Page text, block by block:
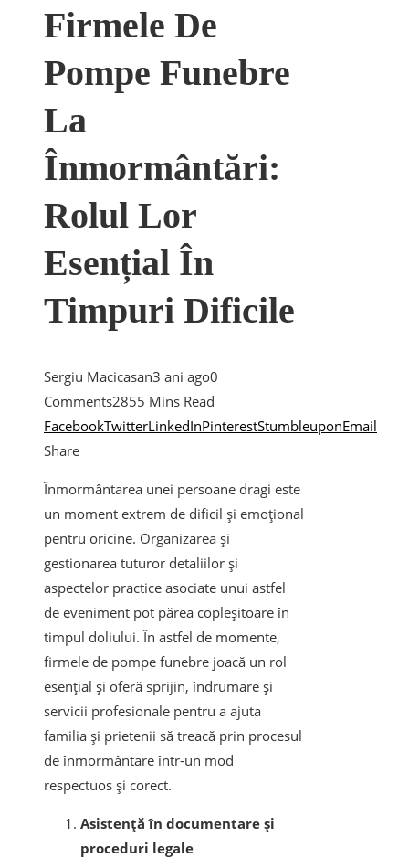
Firmele De
Pompe Funebre
La
Înmormântări:
Rolul Lor
Esențial În
Timpuri Dificile
Sergiu Macicasan3 ani ago0
Comments2855 Mins Read
FacebookTwitterLinkedInPinterestStumbleuponEmail
Share
Înmormântarea unei persoane dragi este
un moment extrem de dificil și emoțional
pentru oricine. Organizarea și
gestionarea tuturor detaliilor și
aspectelor practice asociate unui astfel
de eveniment pot părea copleșitoare în
timpul doliului. În astfel de momente,
firmele de pompe funebre joacă un rol
esențial și oferă sprijin, îndrumare și
servicii profesionale pentru a ajuta
familia și prietenii să treacă prin procesul
de înmormântare într-un mod
respectuos și corect.
Asistență în documentare și
proceduri legale